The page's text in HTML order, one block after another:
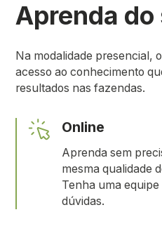
Aprenda do
Na modalidade presencial,
acesso ao conhecimento
resultados nas fazendas.
Online
Aprenda sem
mesma qualidade
Tenha uma
dúvidas.